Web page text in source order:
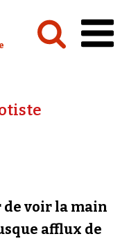
:
voir la main
afflux de